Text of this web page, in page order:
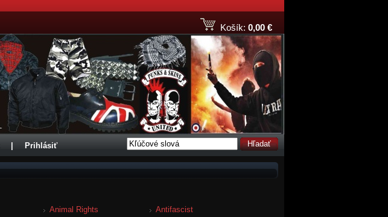
Košík: 0,00 €
Prihlásiť Hľadať
Animal Rights
Antifascist